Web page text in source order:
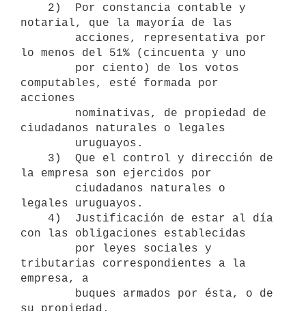
notarial, que la mayoría de las
lo menos del 51% (cincuenta y uno
computables, esté formada por
acciones
ciudadanos naturales o legales
la empresa son ejercidos por
legales uruguayos.
con las obligaciones establecidas
tributarias correspondientes a la
empresa, a